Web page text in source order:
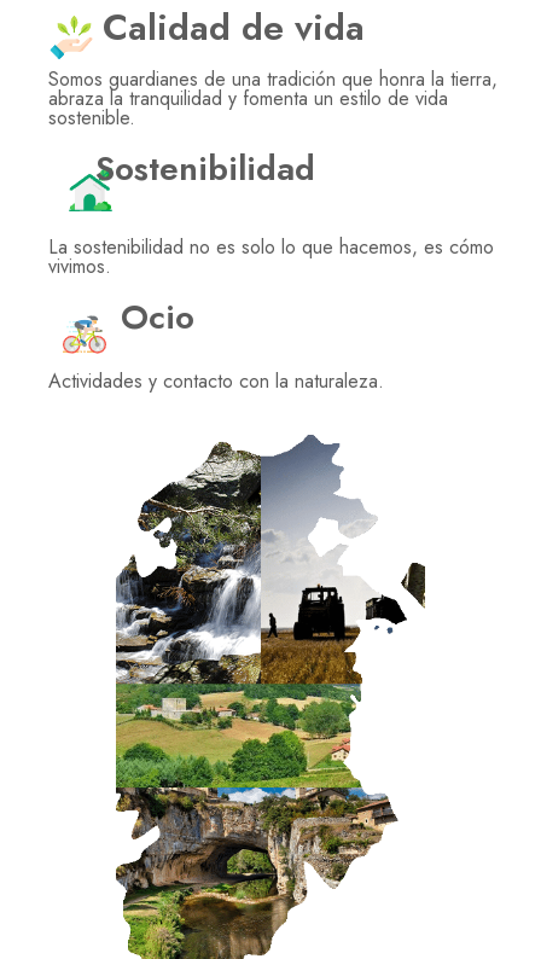
Calidad de vida
Somos guardianes de una tradición que honra la tierra,
abraza la tranquilidad y fomenta un estilo de vida
sostenible.
Sostenibilidad
La sostenibilidad no es solo lo que hacemos, es cómo
vivimos.
Ocio
Actividades y contacto con la naturaleza.